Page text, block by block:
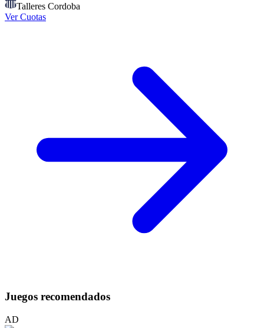
Talleres Cordoba
Ver Cuotas
Juegos recomendados
AD